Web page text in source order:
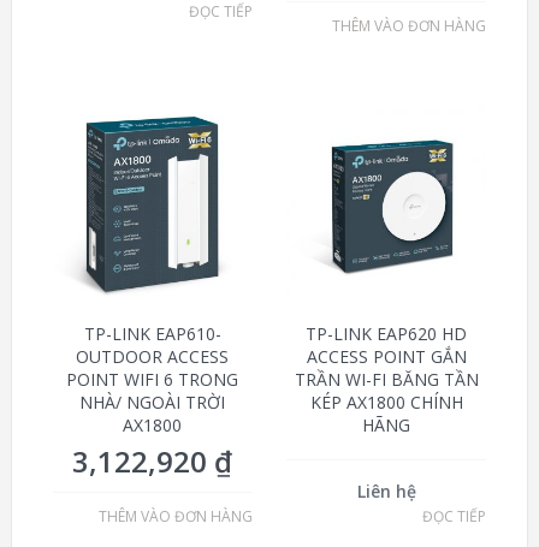
ĐỌC TIẾP
THÊM VÀO ĐƠN HÀNG
TP-LINK EAP610-
OUTDOOR ACCESS
POINT WIFI 6 TRONG
NHÀ/ NGOÀI TRỜI
AX1800
3,122,920 ₫
THÊM VÀO ĐƠN HÀNG
TP-LINK EAP620 HD
ACCESS POINT GẮN
TRẦN WI-FI BĂNG TẦN
KÉP AX1800 CHÍNH
HÃNG
Liên hệ
ĐỌC TIẾP